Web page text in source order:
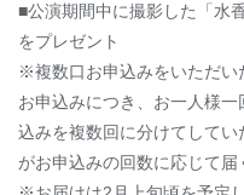
■公演期間中に撮影した「水
をプレゼント
※複数口お申込みをいただい
お申込みにつき、 お一人様一
込みを複数回に分けてして
がお申込みの回数に応じて届